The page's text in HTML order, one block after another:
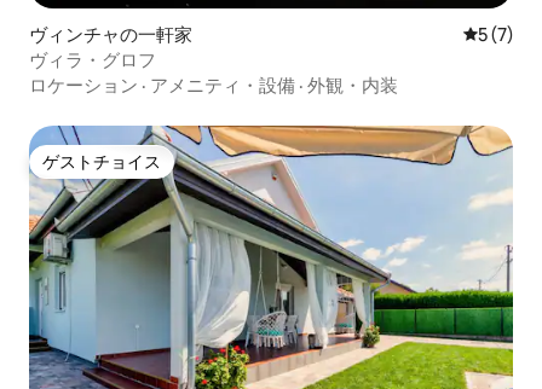
ヴィンチャの一軒家 レビュー
5 (7)
ヴィラ・グロフ
ロケーション · アメニティ・設備 · 外観・内装
ゲストチョイス
ゲストチョイス